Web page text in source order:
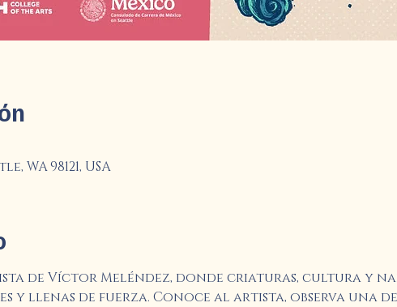
WA 98121, USA
de Víctor Meléndez, donde criaturas, cultura y
y llenas de fuerza. Conoce al artista, observa una